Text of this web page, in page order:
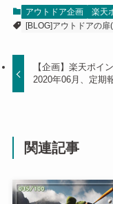
アウトドア企画
楽天
[BLOG]アウトドアの扉
【企画】楽天ポイ
2020年06月、定期
関連記事